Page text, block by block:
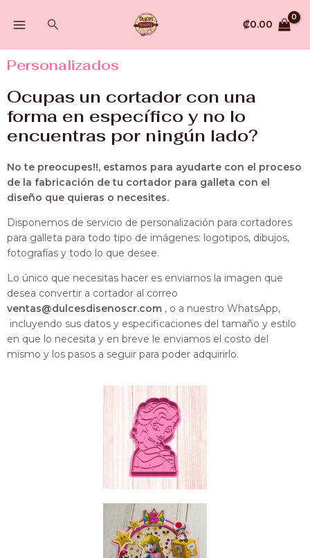
Buscar ₡0.00
Personalizados
Ocupas un cortador con una
forma en específico y no lo
encuentras por ningún lado?
No te preocupes!!, estamos para ayudarte con el proceso
de la fabricación de tu cortador para galleta con el
diseño que quieras o necesites.
Disponemos de servicio de personalización para cortadores
para galleta para todo tipo de imágenes: logotipos, dibujos,
fotografías y todo lo que desee.
Lo único que necesitas hacer es enviarnos la imagen que
desea convertir a cortador al correo
ventas@dulcesdisenoscr.com , o a nuestro WhatsApp,
incluyendo sus datos y especificaciones del tamaño y estilo
en que lo necesita y en breve le enviamos el costo del
mismo y los pasos a seguir para poder adquirirlo.